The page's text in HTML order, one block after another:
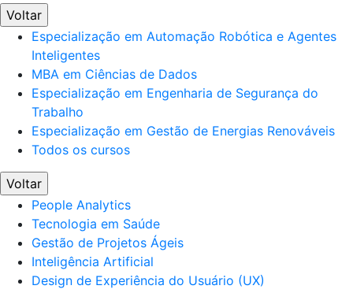
Voltar
Especialização em Automação Robótica e Agentes
Inteligentes
MBA em Ciências de Dados
Especialização em Engenharia de Segurança do
Trabalho
Especialização em Gestão de Energias Renováveis
Todos os cursos
Voltar
People Analytics
Tecnologia em Saúde
Gestão de Projetos Ágeis
Inteligência Artificial
Design de Experiência do Usuário (UX)